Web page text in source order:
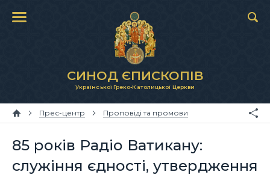
СИНОД ЄПИСКОПІВ
Української Греко-Католицької Церкви
Прес-центр Проповіді та промови
85 років Радіо Ватикану:
служіння єдності, утвердження